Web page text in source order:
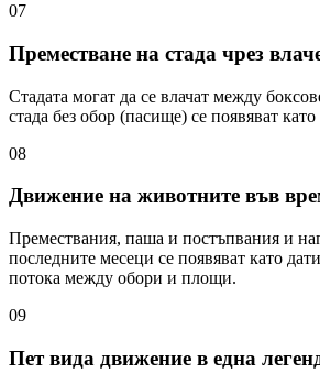
07
Преместване на стада чрез
Стадата могат да се влачат между
стада без обор (пасище) се появяват
08
Движение на животните във
Премествания, паша и постъпвания и
последните месеци се появяват като
потока между обори и площи.
09
Пет вида движение в една